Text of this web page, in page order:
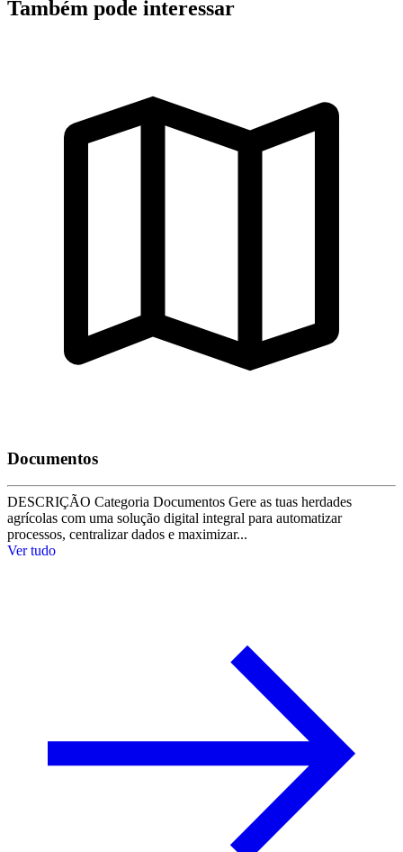
Também pode interessar
Documentos
DESCRIÇÃO Categoria Documentos Gere as tuas herdades
agrícolas com uma solução digital integral para automatizar
processos, centralizar dados e maximizar...
Ver tudo